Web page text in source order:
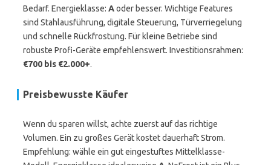
Bedarf. Energieklasse: Aoder besser. Wichtige Features
sind Stahlausführung, digitale Steuerung, Türverriegelung
und schnelle Rückfrostung. Für kleine Betriebe sind
robuste Profi-Geräte empfehlenswert. Investitionsrahmen:
€700 bis €2.000+.
Preisbewusste Käufer
Wenn du sparen willst, achte zuerst auf das richtige
Volumen. Ein zu großes Gerät kostet dauerhaft Strom.
Empfehlung: wähle ein gut eingestuftes Mittelklasse-